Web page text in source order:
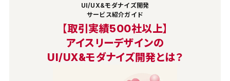
UI/UX&モダナイズ開発
サービス紹介ガイド
【取引実績500社以上】
アイスリーデザインの
UI/UX&モダナイズ開発とは？